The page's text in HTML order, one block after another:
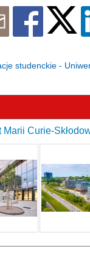
studenckie -
Marii Curie-